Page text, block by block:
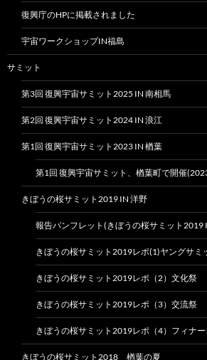
復興庁のHPに掲載されました
宇宙ワークショップIN福島
サミット
第3回 復興宇宙サミット2025 IN 南相馬
第2回 復興宇宙サミット2024 IN 浪江
第1回 復興宇宙サミット2023 IN 楢葉
第1回 復興宇宙サミット、楢葉町で開催
きぼうの桜サミット2019 IN 洋野
報告パンフレット(きぼうの桜サミット2019
きぼうの桜サミット2019レポ(1)ヤングサミ
きぼうの桜サミット2019レポ（2）文化祭
きぼうの桜サミット2019レポ（3）交流祭
きぼうの桜サミット2019レポ（4）フィナー
きぼうの桜サミット2018 楢葉の夏